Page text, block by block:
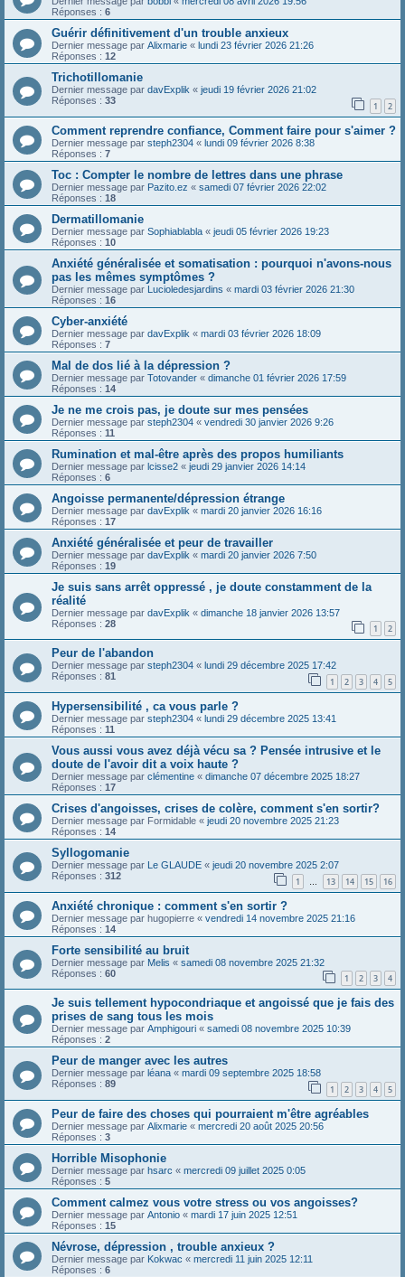
Réponses : 6
Guérir définitivement d'un trouble anxieux
Dernier message par Alixmarie « lundi 23 février 2026 21:26
Réponses : 12
Trichotillomanie
Dernier message par davExplik « jeudi 19 février 2026 21:02
Réponses : 33 1 2
Comment reprendre confiance, Comment faire pour s'aimer ?
Dernier message par steph2304 « lundi 09 février 2026 8:38
Réponses : 7
Toc : Compter le nombre de lettres dans une phrase
Dernier message par Pazito.ez « samedi 07 février 2026 22:02
Réponses : 18
Dermatillomanie
Dernier message par Sophiablabla « jeudi 05 février 2026 19:23
Réponses : 10
Anxiété généralisée et somatisation : pourquoi n'avons-nous
pas les mêmes symptômes ?
Dernier message par Lucioledesjardins « mardi 03 février 2026 21:30
Réponses : 16
Cyber-anxiété
Dernier message par davExplik « mardi 03 février 2026 18:09
Réponses : 7
Mal de dos lié à la dépression ?
Dernier message par Totovander « dimanche 01 février 2026 17:59
Réponses : 14
Je ne me crois pas, je doute sur mes pensées
Dernier message par steph2304 « vendredi 30 janvier 2026 9:26
Réponses : 11
Rumination et mal-être après des propos humiliants
Dernier message par lcisse2 « jeudi 29 janvier 2026 14:14
Réponses : 6
Angoisse permanente/dépression étrange
Dernier message par davExplik « mardi 20 janvier 2026 16:16
Réponses : 17
Anxiété généralisée et peur de travailler
Dernier message par davExplik « mardi 20 janvier 2026 7:50
Réponses : 19
Je suis sans arrêt oppressé , je doute constamment de la
réalité
Dernier message par davExplik « dimanche 18 janvier 2026 13:57
Réponses : 28 1 2
Peur de l'abandon
Dernier message par steph2304 « lundi 29 décembre 2025 17:42
Réponses : 81 1 2 3 4 5
Hypersensibilité , ca vous parle ?
Dernier message par steph2304 « lundi 29 décembre 2025 13:41
Réponses : 11
Vous aussi vous avez déjà vécu sa ? Pensée intrusive et le
doute de l'avoir dit a voix haute ?
Dernier message par clémentine « dimanche 07 décembre 2025 18:27
Réponses : 17
Crises d'angoisses, crises de colère, comment s'en sortir?
Dernier message par Formidable « jeudi 20 novembre 2025 21:23
Réponses : 14
Syllogomanie
Dernier message par Le GLAUDE « jeudi 20 novembre 2025 2:07
Réponses : 312 1 … 13 14 15 16
Anxiété chronique : comment s'en sortir ?
Dernier message par hugopierre « vendredi 14 novembre 2025 21:16
Réponses : 14
Forte sensibilité au bruit
Dernier message par Melis « samedi 08 novembre 2025 21:32
Réponses : 60 1 2 3 4
Je suis tellement hypocondriaque et angoissé que je fais des
prises de sang tous les mois
Dernier message par Amphigouri « samedi 08 novembre 2025 10:39
Réponses : 2
Peur de manger avec les autres
Dernier message par léana « mardi 09 septembre 2025 18:58
Réponses : 89 1 2 3 4 5
Peur de faire des choses qui pourraient m'être agréables
Dernier message par Alixmarie « mercredi 20 août 2025 20:56
Réponses : 3
Horrible Misophonie
Dernier message par hsarc « mercredi 09 juillet 2025 0:05
Réponses : 5
Comment calmez vous votre stress ou vos angoisses?
Dernier message par Antonio « mardi 17 juin 2025 12:51
Réponses : 15
Névrose, dépression , trouble anxieux ?
Dernier message par Kokwac « mercredi 11 juin 2025 12:11
Réponses : 6